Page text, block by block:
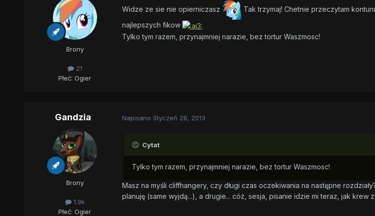
Brony
21
Płeć: Ogier
Widze ze sie nie opierniczasz
Tak trzymaj! Chetnie przeczytam
najlepszych fikow
Tylko tym razem, przynajmniej narazie, bez tortur Waszmosc!
Gandzia
Brony
1.9k
Płeć: Ogier
Napisano Styczeń 28, 2013
Cytat
Tylko tym razem, przynajmniej narazie, bez tortur Waszmosc!
Masz na myśli cliffhangery, czy długi czas oczekiwania na następne
planuję (same wyjdą...), a drugie... cóż, sesja, pisanie idzie mi teraz, jak krew